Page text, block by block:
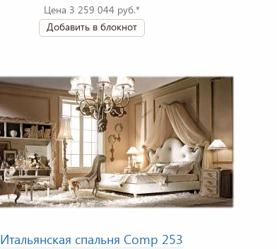
Цена 3 259 044 руб.*
Добавить в блокнот
Итальянская спальня Comp 253